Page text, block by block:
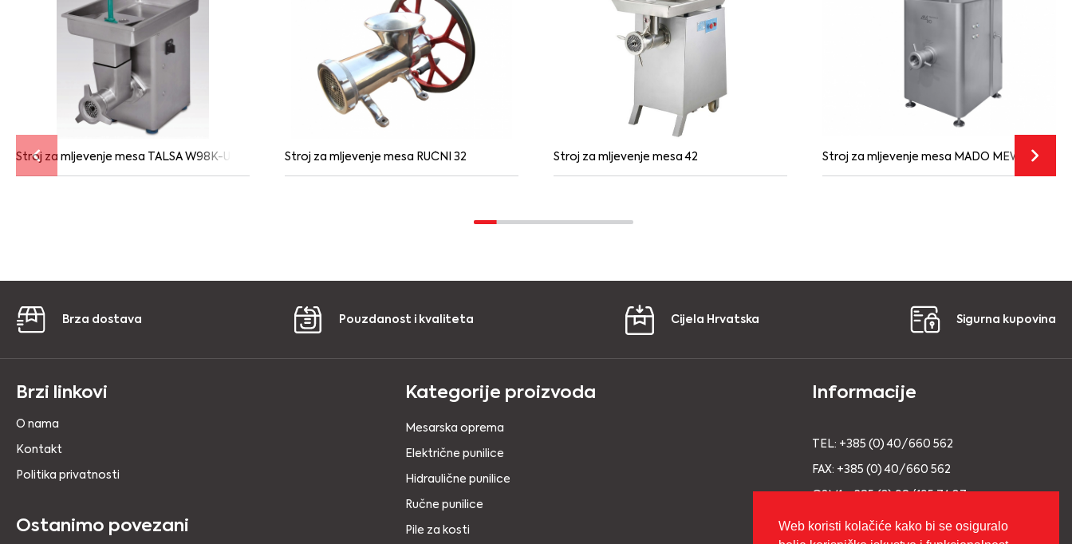
Stroj za mljevenje mesa TALSA W98K-U3 UNGER 3Stroj za mljevenje mesa RUČNI 32 Stroj za mljevenje mesa 42 Stroj za mljevenje mesa MADO MEW719
Brza dostava Pouzdanost i kvaliteta Cijela Hrvatska Sigurna kupovina
Brzi linkovi
O nama
Kontakt
Politika privatnosti
Ostanimo povezani
Kategorije proizvoda
Mesarska oprema
Električne punilice
Hidraulične punilice
Ručne punilice
Pile za kosti
Informacije
TEL: +385 (0) 40/660 562
FAX: +385 (0) 40/660 562
GSM2: +385 (0) 98/93 91 695
Web koristi kolačiće kako bi se osiguralo